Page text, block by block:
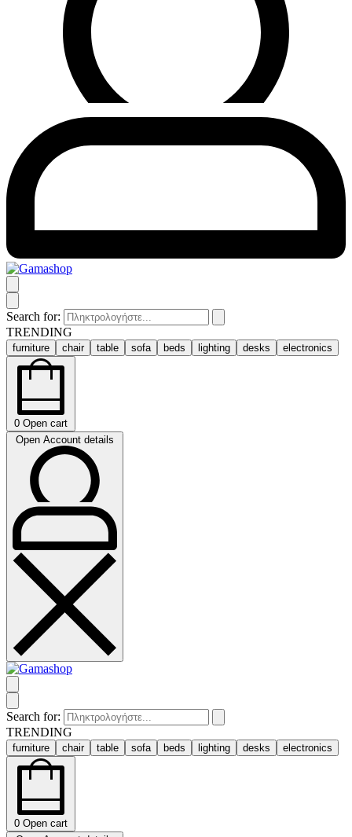
Search for:
TRENDING
furniture chair table sofa beds lighting desks electronics
0 Open cart
Open Account details
Search for:
TRENDING
furniture chair table sofa beds lighting desks electronics
0 Open cart